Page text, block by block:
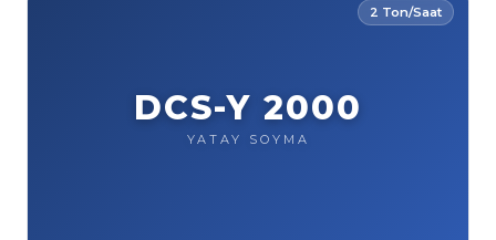
2 Ton/Saat
DCS-Y 2000
YATAY SOYMA